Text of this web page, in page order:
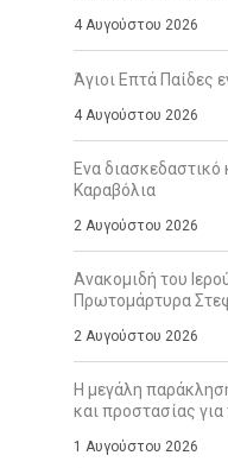
4 Αυγούστου 2026
Άγιοι Επτά Παίδες
4 Αυγούστου 2026
Ενα διασκεδαστικό
Καραβόλια
2 Αυγούστου 2026
Ανακομιδή του
Πρωτομάρτυρα
2 Αυγούστου 2026
Η μεγάλη
και προστασίας
1 Αυγούστου 2026